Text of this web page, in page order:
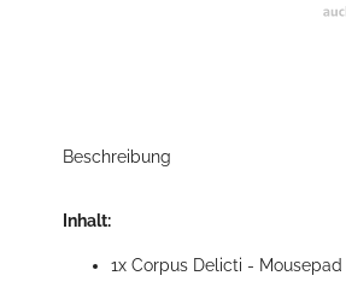
Beschreibung
Inhalt:
1x Corpus Delicti - Mousepad